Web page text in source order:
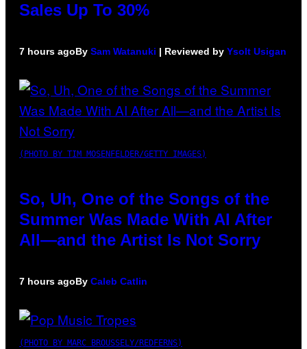
Sales Up To 30%
7 hours agoBy Sam Watanuki | Reviewed by Ysolt Usigan
(PHOTO BY TIM MOSENFELDER/GETTY IMAGES)
So, Uh, One of the Songs of the
Summer Was Made With AI After
All—and the Artist Is Not Sorry
7 hours agoBy Caleb Catlin
(PHOTO BY MARC BROUSSELY/REDFERNS)